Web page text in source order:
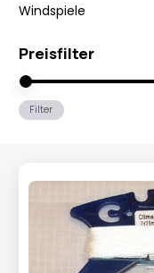
Windspiele
Preisfilter
Filter